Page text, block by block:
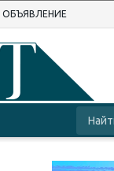
ОБЪЯВЛЕНИЕ